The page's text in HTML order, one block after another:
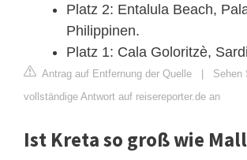
Platz 2: Entalula Beach,
Philippinen.
Platz 1: Cala Goloritzè,
Antrag auf Entfernung der Quelle | Sehen
vollständige Antwort auf reisereporter.de an
Ist Kreta so groß wie